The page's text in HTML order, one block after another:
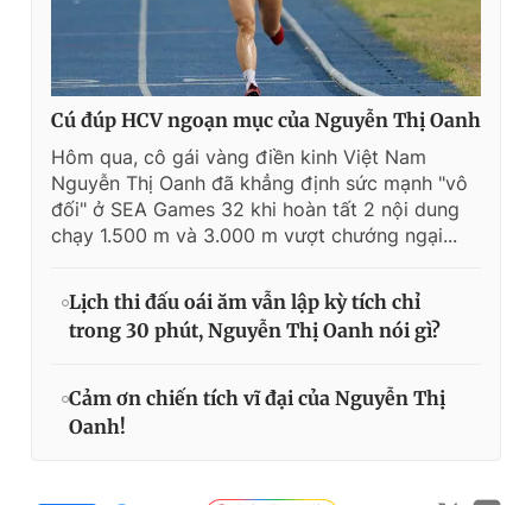
Cú đúp HCV ngoạn mục của Nguyễn Thị Oanh
Hôm qua, cô gái vàng điền kinh Việt Nam
Nguyễn Thị Oanh đã khẳng định sức mạnh "vô
đối" ở SEA Games 32 khi hoàn tất 2 nội dung
chạy 1.500 m và 3.000 m vượt chướng ngại...
Lịch thi đấu oái ăm vẫn lập kỳ tích chỉ
trong 30 phút, Nguyễn Thị Oanh nói gì?
Cảm ơn chiến tích vĩ đại của Nguyễn Thị
Oanh!